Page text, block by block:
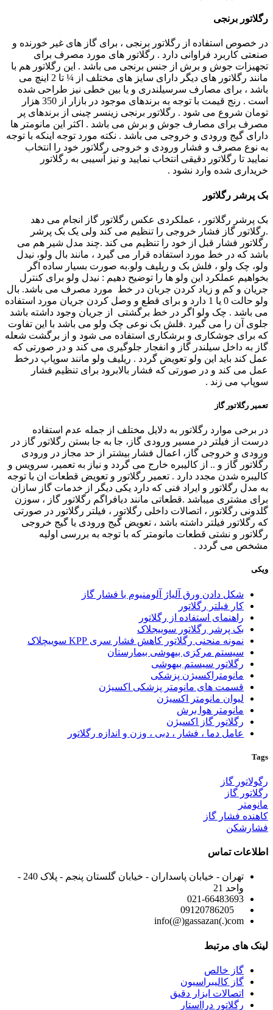
رگلاتور برنجی
در خصوص استفاده از رگلاتور برنجی ، برای گاز های غیر خورنده و
صنعتی کاربرد فراوانی دارد . رگلاتور های مورد مصرف برای
تجهیزات جوش و برش از جنس برنجی می باشد . این رگلاتور هم با
مانند رگلاتور های دیگر دارای سایز های مختلف از ¼ تا 2 اینچ می
باشد ، برای مصارف سرسیلندری و یا بین خطی نیز طراحی شده
است . رنج قیمت با توجه به برندهای موجود در بازار از 350 هزار
تومان شروع می شود . رگلاتور برنجی زینسر چینی از برندهای پر
مصرف برای مصارف جوش و برش می باشد . اکثر این مانومتر ها
دارای گیج ورودی و خروجی می باشد . نکته مورد توجه اینکه با توجه
به نوع مصرف و فشار ورودی و خروجی رگلاتور خود را انتخاب
نمایید تا رگلاتور دقیقی انتخاب نمایید و نیز آسیبی به رگلاتور
خریداری شده وارد نشود .
بک پرشر رگلاتور
بک پرشر رگلاتور ، عملکردی عکس رگلاتور گاز انجام می دهد
.رگلاتور گاز فشار خروجی را تنظیم می کند ولی یک بک پرشر
رگلاتور فشار قبل از خود را تنظیم می کند .چند مدل شیر هم می
باشد که در خط مورد استفاده قرار می گیرد ، مانند بال ولو، نیدل
ولو، چک ولو ، فلش بک و ریلیف ولو.به صورت بسیار ساده اگر
بخواهیم عملکرد این ولو ها را توضیح دهیم : نیدل ولو برای کنترل
جریان و کم و زیاد کردن جربان در خط مورد مصرف می باشد. بال
ولو حالت 0 یا 1 دارد و برای قطع و وصل کردن جریان مورد استفاده
می باشد . چک ولو اگر در خط برگشتی از جریان وجود داشته باشد
جلوی آن را می گیرد .فلش بک نوعی چک ولو می باشد با این تفاوت
که برای جوشکاری و برشکاری استفاده می شود و از برگشت شعله
گاز به داخل سیلندر گاز و انفجار جلوگیری می کند و در صورتی که
عمل کند باید این ولو تعویض گردد . ریلیف ولو مانند سوپاپ درخط
عمل می کند و در صورتی که فشار بالابرود برای تنظیم فشار
سوپاپ می زند .
تعمیر رگلاتور گاز
در برخی موارد رگلاتور به دلایل مختلف از جمله عدم استفاده
درست از فیلتر در مسیر ورودی گاز، جا به جا بستن رگلاتور گاز در
ورودی و خروجی گاز، اعمال فشار بیشتر از حد مجاز در ورودی
رگلاتور گاز و .. از کالیبره خارج می گردد و نیاز به تعمیر، سرویس و
کالیبره شدن مجدد دارد . تعمیر رگلاتور و تعویض قطعات ان با توجه
به مدل رگلاتور و ایراد فنی که دارد یکی دیگر از خدمات گاز سازان
برای مشتری میباشد .قطعاتی مانند دیافراگم رگلاتور گاز ، سوزن
گلدونی رگلاتور ، اتصالات داخلی رگلاتور ، فیلتر رگلاتور در صورتی
که رگلاتور فیلتر داشته باشد ، تعویض گیج ورودی یا گیج خروجی
رگلاتور و نشتی قطعات مانومتر که با توجه به بررسی اولیه
مشخص می گردد .
ویکی
شکل دادن ورق آلیاژ آلومنیوم با فشار گاز
کار فیلتر رگلاتور
راهنمای استفاده از رگلاتور
بک پرشر رگلاتور سوییجلاک
نمونه منحنی رگلاتور کاهش فشار سری KPP سوییچلاک
سیستم مرکزی بیهوشی بیمارستان
رگلاتور سیستم بیهوشی
مانومتراکسیژن پزشکی
قسمت های مانومتر پزشکی اکسیژن
لیوان مانومتر اکسیژن
مانومتر هوا برش
رگلاتور گاز اکسیژن
عامل دما ، فشار ، دبی ، وزن و اندازه رگلاتور
Tags
رگولاتور گاز
رگلاتور گاز
مانومتر
کاهنده فشار گاز
فشارشکن
اطلاعات تماس
تهران - خیابان پاسداران - خیابان گلستان پنجم - پلاک 240 -
واحد 21
021-66483693
info(@)gassazan(.)com
لینک های مرتبط
گاز خالص
گاز کالیبراسیون
اتصالات ابزار دقیق
رگلاتور درااستار